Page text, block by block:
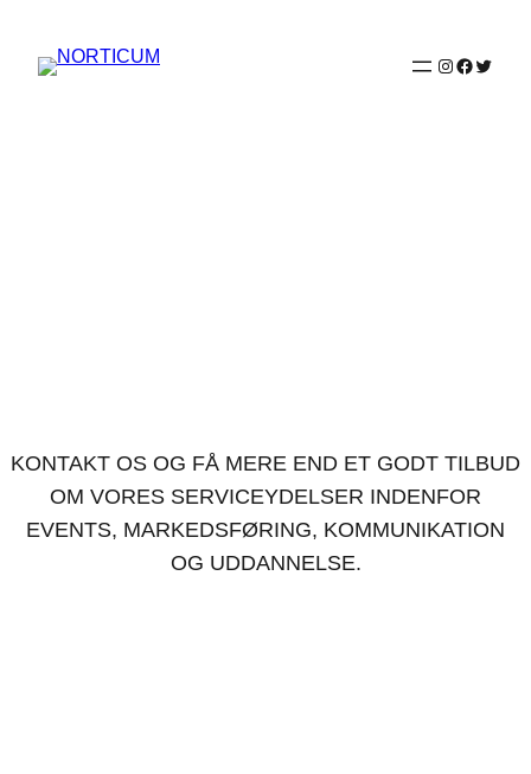
indhold
Instagram
Twitter
KONTAKT OS OG FÅ MERE END ET GODT TILBUD
OM VORES SERVICEYDELSER INDENFOR
EVENTS, MARKEDSFØRING, KOMMUNIKATION
OG UDDANNELSE.